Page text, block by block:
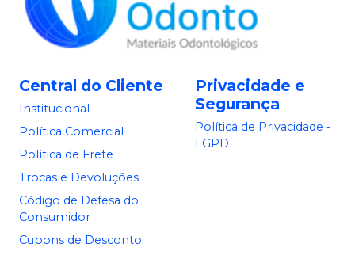
Central do Cliente
Institucional
Política Comercial
Política de Frete
Trocas e Devoluções
Código de Defesa do
Consumidor
Cupons de Desconto
Privacidade e
Segurança
Política de Privacidade -
LGPD